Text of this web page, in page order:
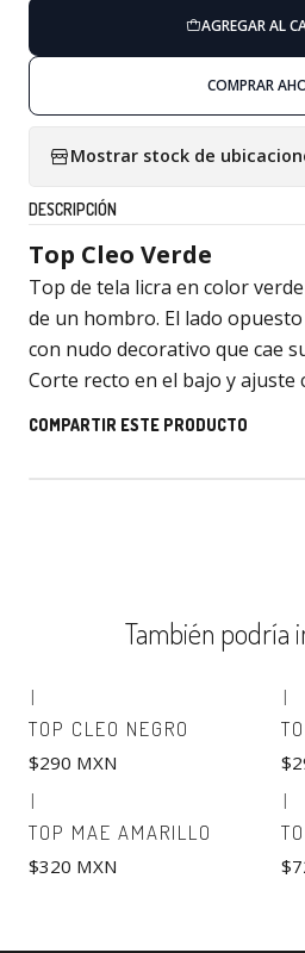
AGREGAR AL
COMPRAR
Mostrar stock de
DESCRIPCIÓN
Top Cleo Verde
Top de tela licra en color
de un hombro. El lado
con nudo decorativo que cae
Corte recto en el bajo y ajuste
COMPARTIR ESTE PRODUCTO
También podría
|
TOP CLEO NEGRO
$290 MXN
|
|
TOP MAE AMARILLO
$320 MXN
|